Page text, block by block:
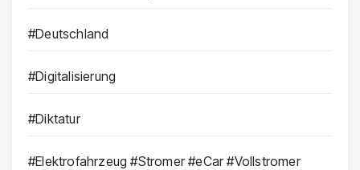
#Deutschland
#Digitalisierung
#Diktatur
#Elektrofahrzeug #Stromer #eCar #Vollstromer